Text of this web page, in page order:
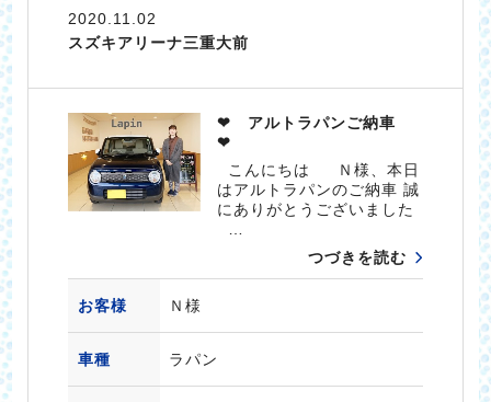
2020.11.02
スズキアリーナ三重大前
❤ アルトラパンご納車
❤
こんにちは Ｎ様、本日
はアルトラパンのご納車 誠
にありがとうございました
つづきを読む
お客様 Ｎ様
車種 ラパン